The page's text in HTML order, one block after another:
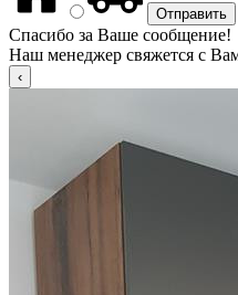
Спасибо за Ваше сообщение!
Наш менеджер свяжется с